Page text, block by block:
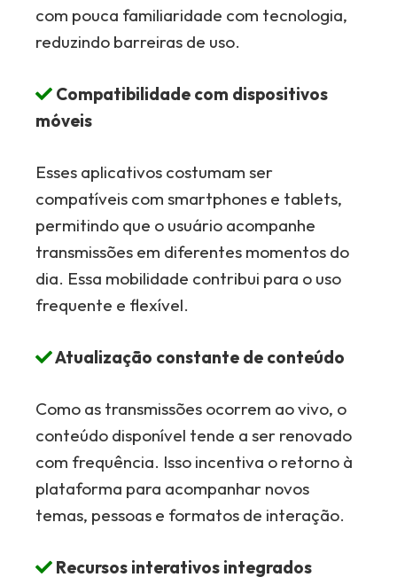
com pouca familiaridade com tecnologia,
reduzindo barreiras de uso.
Compatibilidade com dispositivos
móveis
Esses aplicativos costumam ser
compatíveis com smartphones e tablets,
permitindo que o usuário acompanhe
transmissões em diferentes momentos do
dia. Essa mobilidade contribui para o uso
frequente e flexível.
Atualização constante de conteúdo
Como as transmissões ocorrem ao vivo, o
conteúdo disponível tende a ser renovado
com frequência. Isso incentiva o retorno à
plataforma para acompanhar novos
temas, pessoas e formatos de interação.
Recursos interativos integrados